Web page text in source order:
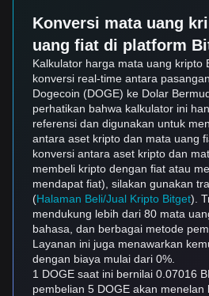
Konversi mata uang
uang fiat di platform
Kalkulator harga mata uang kripto
konversi real-time antara
Dogecoin (DOGE) ke Dolar
perhatikan bahwa kalkulator ini
referensi dan digunakan untuk
antara aset kripto dan mata uang
konversi antara aset kripto dan
membeli kripto dengan fiat atau
mendapat fiat), silakan gunakan
(Halaman Beli/Jual Kripto Bitget).
mendukung lebih dari 80 mata
bahasa, dan berbagai metode
Layanan ini juga menawarkan
dengan biaya mulai dari 0%.
1 DOGE saat ini bernilai 0.07016
pembelian 5 DOGE akan menelan